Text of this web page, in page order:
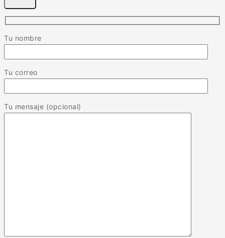
Tu nombre
Tu correo
Tu mensaje (opcional)